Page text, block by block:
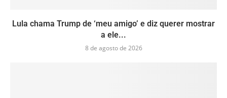
Lula chama Trump de ‘meu amigo’ e diz querer mostrar
a ele...
8 de agosto de 2026